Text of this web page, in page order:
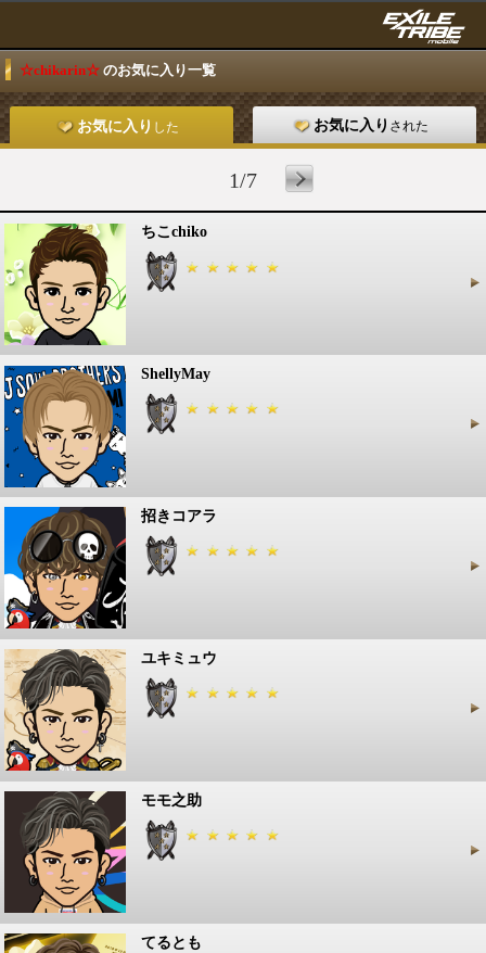
☆chikarin☆ のお気に入り一覧
お気に入り した お気に入り された
1/7
ちこchiko
ShellyMay
招きコアラ
ユキミュウ
モモ之助
てるとも